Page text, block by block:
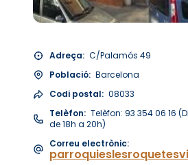
Adreça: C/Palamós 49
Població: Barcelona
Codi postal: 08033
Telèfon: Telèfon: 93 354 06 16
de 18h a 20h)
Correu electrònic: